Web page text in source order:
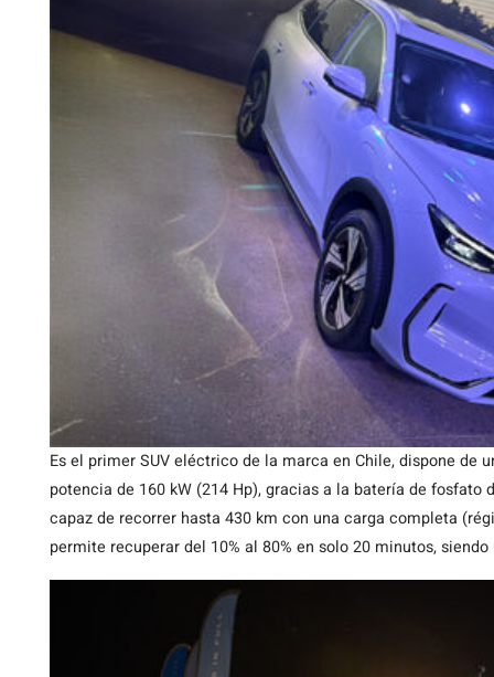
Es el primer SUV eléctrico de la marca en Chile, dispone
potencia de 160 kW (214 Hp), gracias a la batería de fosfato
capaz de recorrer hasta 430 km con una carga completa
permite recuperar del 10% al 80% en solo 20 minutos,